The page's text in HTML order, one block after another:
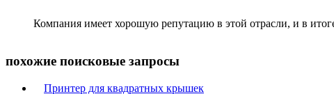
Компания имеет хорошую репутацию в этой отрасли, и в
похожие поисковые запросы
Принтер для квадратных крышек